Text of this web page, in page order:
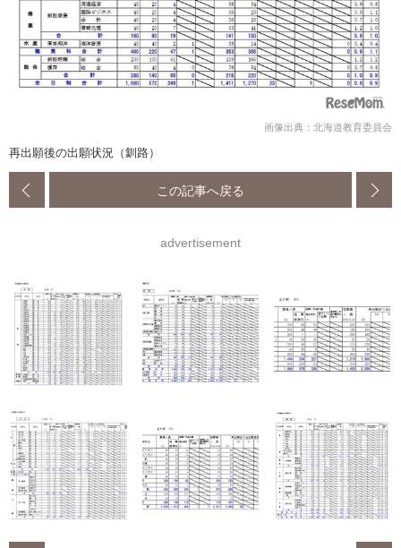
画像出典：北海道教育委員会
再出願後の出願状況（釧路）
この記事へ戻る
advertisement